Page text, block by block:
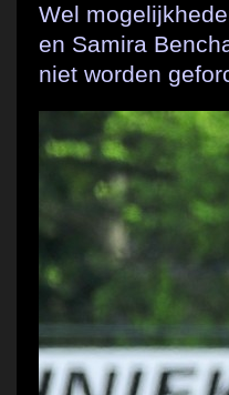
Wel
en Samira
niet worden